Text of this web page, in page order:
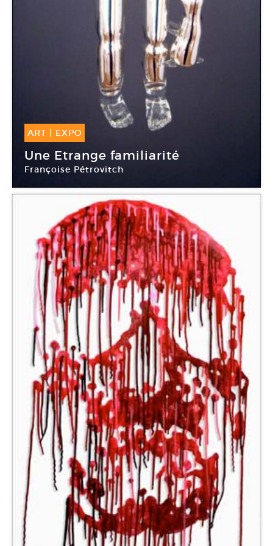
ART | EXPO
04 Avr -07 Juin 2009
Une Etrange familiarité
Françoise Pétrovitch